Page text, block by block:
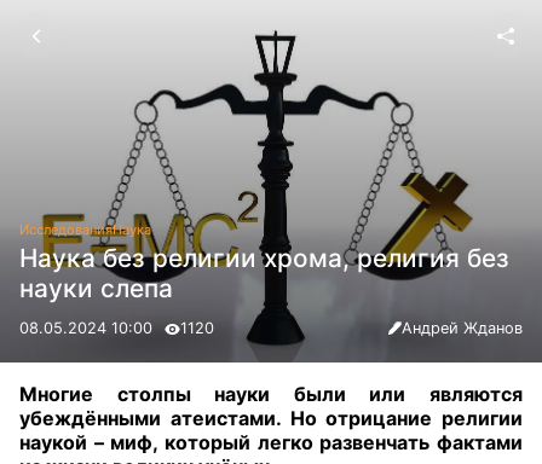
ИсследованияНаука
Наука без религии хрома, религия без
науки слепа
08.05.2024 10:00 1120 Андрей Жданов
Многие столпы науки были или являются
убеждёнными атеистами. Но отрицание религии
наукой – миф, который легко развенчать фактами